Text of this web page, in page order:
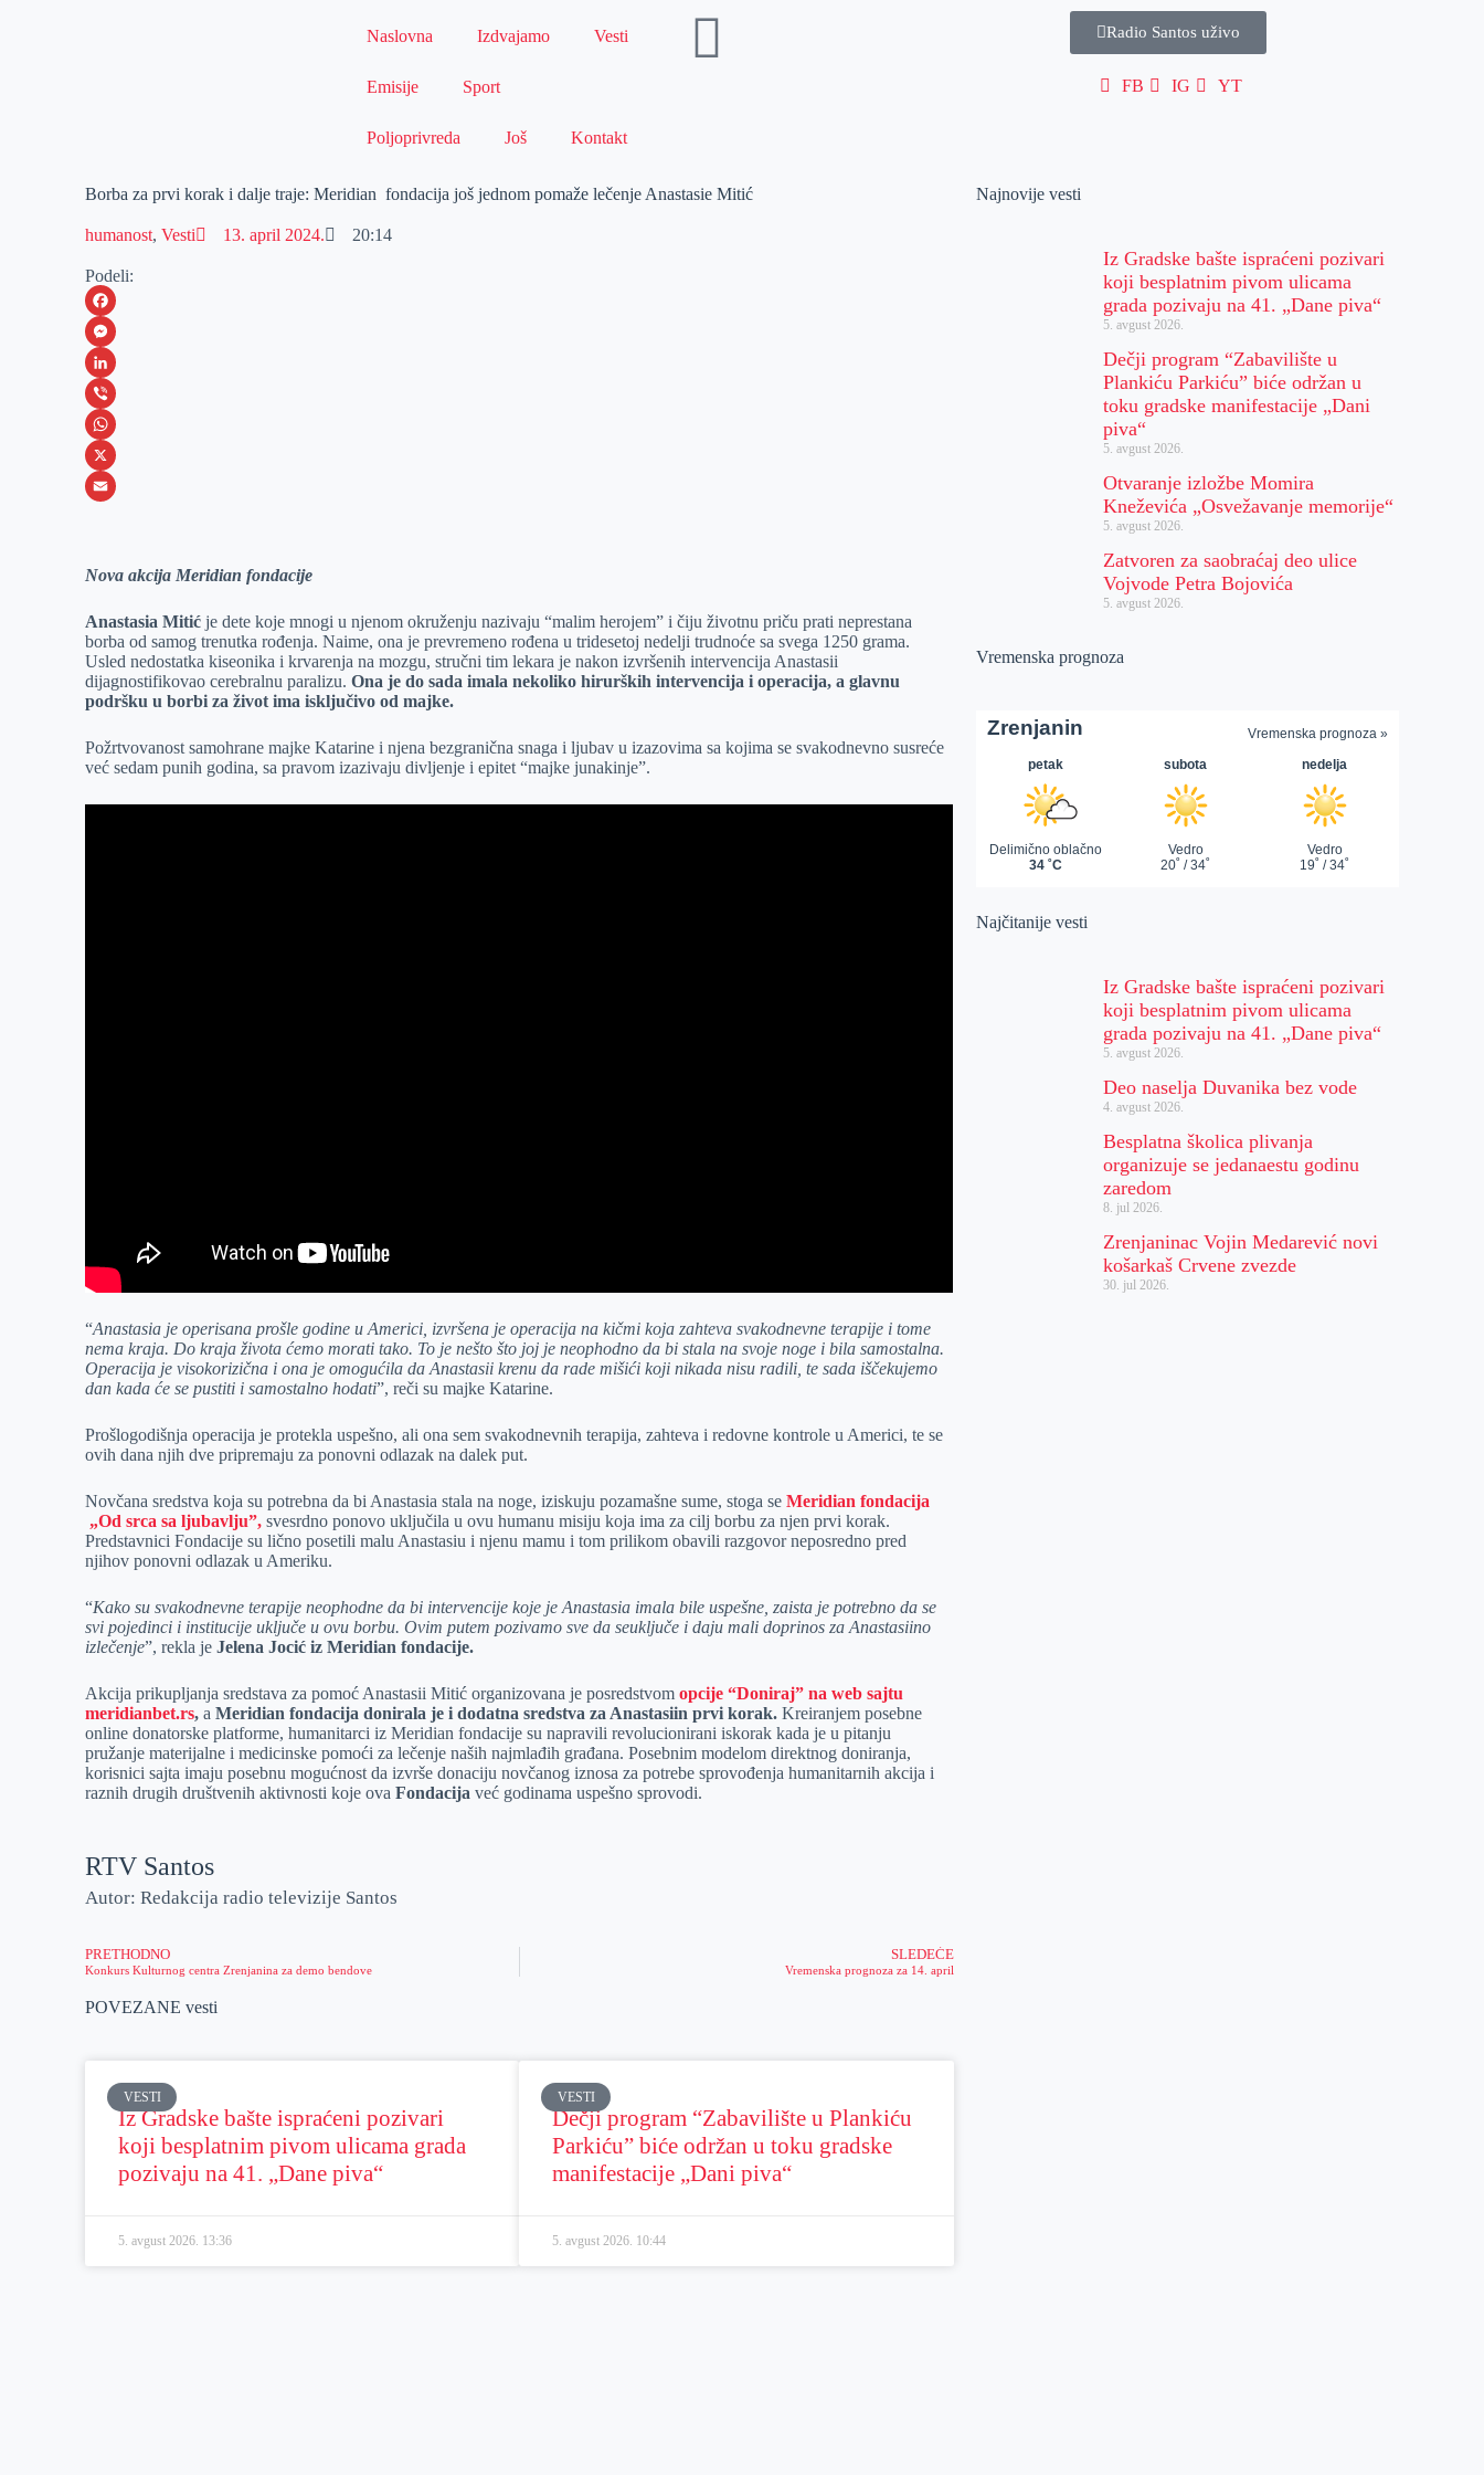
Naslovna Izdvajamo Vesti
Emisije Sport
Poljoprivreda Još Kontakt
Radio Santos uživo
FB IG YT
Borba za prvi korak i dalje traje: Meridian fondacija još jednom pomaže lečenje Anastasie Mitić
humanost,Vesti 13. april 2024. 20:14
Podeli:
F
a
c
e
b
o
M
e
s
s
e
e
L
i
n
k
I
V
i
b
W
h
s
p
p
X
a
l
Nova akcija Meridian fondacije
Anastasia Mitić je dete koje mnogi u njenom okruženju nazivaju “malim herojem” i čiju životnu priču prati neprestana
borba od samog trenutka rođenja. Naime, ona je prevremeno rođena u tridesetoj nedelji trudnoće sa svega 1250 grama.
Usled nedostatka kiseonika i krvarenja na mozgu, stručni tim lekara je nakon izvršenih intervencija Anastasii
dijagnostifikovao cerebralnu paralizu.Ona je do sada imala nekoliko hirurških intervencija i operacija, a glavnu
podršku u borbi za život ima isključivo od majke.
Požrtvovanost samohrane majke Katarine i njena bezgranična snaga i ljubav u izazovima sa kojima se svakodnevno susreće
već sedam punih godina, sa pravom izazivaju divljenje i epitet “majke junakinje”.
“Anastasia je operisana prošle godine u Americi, izvršena je operacija na kičmi koja zahteva svakodnevne terapije i tome
nema kraja. Do kraja života ćemo morati tako. To je nešto što joj je neophodno da bi stala na svoje noge i bila samostalna.
Operacija je visokorizična i ona je omogućila da Anastasii krenu da rade mišići koji nikada nisu radili, te sada iščekujemo
dan kada će se pustiti i samostalno hodati”, reči su majke Katarine.
Prošlogodišnja operacija je protekla uspešno, ali ona sem svakodnevnih terapija, zahteva i redovne kontrole u Americi, te se
ovih dana njih dve pripremaju za ponovni odlazak na dalek put.
Novčana sredstva koja su potrebna da bi Anastasia stala na noge, iziskuju pozamašne sume, stoga seMeridian fondacija
„Od srca sa ljubavlju”, svesrdno ponovo uključila u ovu humanu misiju koja ima za cilj borbu za njen prvi korak.
Predstavnici Fondacije su lično posetili malu Anastasiu i njenu mamu i tom prilikom obavili razgovor neposredno pred
njihov ponovni odlazak u Ameriku.
“Kako su svakodnevne terapije neophodne da bi intervencije koje je Anastasia imala bile uspešne, zaista je potrebno da se
svi pojedinci i institucije uključe u ovu borbu. Ovim putem pozivamo sve da seuključe i daju mali doprinos za Anastasiino
izlečenje”, rekla jeJelena Jocić iz Meridian fondacije.
Akcija prikupljanja sredstava za pomoć Anastasii Mitić organizovana je posredstvomopcije “Doniraj” na web sajtu
meridianbet.rs, aMeridian fondacija donirala je i dodatna sredstva za Anastasiin prvi korak. Kreiranjem posebne
online donatorske platforme, humanitarci iz Meridian fondacije su napravili revolucionirani iskorak kada je u pitanju
pružanje materijalne i medicinske pomoći za lečenje naših najmlađih građana. Posebnim modelom direktnog doniranja,
korisnici sajta imaju posebnu mogućnost da izvrše donaciju novčanog iznosa za potrebe sprovođenja humanitarnih akcija i
raznih drugih društvenih aktivnosti koje ovaFondacija već godinama uspešno sprovodi.
RTV Santos
Autor: Redakcija radio televizije Santos
PRETHODNO
Konkurs Kulturnog centra Zrenjanina za demo bendove
SLEDEĆE
Vremenska prognoza za 14. april
POVEZANE vesti
VESTI
Iz Gradske bašte ispraćeni pozivari
koji besplatnim pivom ulicama grada
pozivaju na 41. „Dane piva“
5. avgust 2026. 13:36
VESTI
Dečji program “Zabavilište u Plankiću
Parkiću” biće održan u toku gradske
manifestacije „Dani piva“
5. avgust 2026. 10:44
Najnovije vesti
Iz Gradske bašte ispraćeni pozivari
koji besplatnim pivom ulicama
grada pozivaju na 41. „Dane piva“
5. avgust 2026.
Dečji program “Zabavilište u
Plankiću Parkiću” biće održan u
toku gradske manifestacije „Dani
piva“
5. avgust 2026.
Otvaranje izložbe Momira
Kneževića „Osvežavanje memorije“
5. avgust 2026.
Zatvoren za saobraćaj deo ulice
Vojvode Petra Bojovića
5. avgust 2026.
Vremenska prognoza
Najčitanije vesti
Iz Gradske bašte ispraćeni pozivari
koji besplatnim pivom ulicama
grada pozivaju na 41. „Dane piva“
5. avgust 2026.
Deo naselja Duvanika bez vode
4. avgust 2026.
Besplatna školica plivanja
organizuje se jedanaestu godinu
zaredom
8. jul 2026.
Zrenjaninac Vojin Medarević novi
košarkaš Crvene zvezde
30. jul 2026.